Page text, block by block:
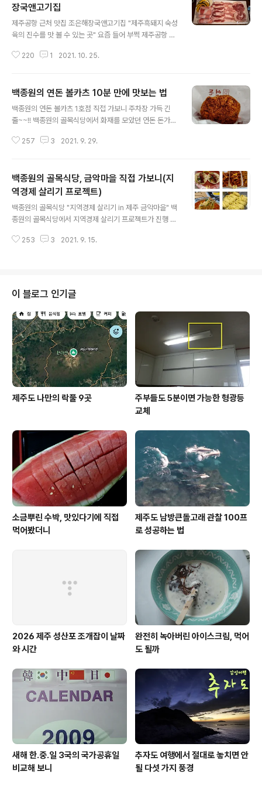
지난 일요일이 최고 절정이었던 것 같습니다. 가는 곳마다
사람들로 넘쳐 났는데요, 요즘 스노쿨링으로 인기를 얻고
있는 판포포구도 예외는 아니었습니다. 에메랄드 빛깔의
눈부신 바다에서 자유롭게 스노쿨링을 즐기고 있는 피서객
들이 조그마한 판포포구를 가득 메우고 있는데요, 예전에
장국앤고기집
제주공항 근처 맛집 조은해장국앤고기집 "제주흑돼지 숙성
육의 진수를 맛 볼 수 있는 곳" 요즘 들어 부쩍 제주공항 근
다. 아무래도 비행기 시간에 쫒기다 보니 제주공항 근처 맛
같습니다. 여름시즌은 끝나고 이제 가을 시즌으로 접어들
면서 더욱 많은 사람들이 찾을 테고요, 곧이어 위드코로나
로 전환되면 더욱더 제주를 찾는 사람들이 많을 것 같습니
요. 예전에는 볼거리와 즐길거리가 풍부해야 좋은 여행이
220 1 2021. 10. 25.
백종원의 연돈 볼카츠 10분 만에 맛보는 법
백종원의 연돈 볼카츠 1호점 직접 가보니 주차장 가득 긴
줄~~!! 백종원의 골목식당에서 화재를 모았던 연돈 돈가스
리곤 했었지요. 줄서기 앱을 이용하는 시스템으로 바꿨지
연돈 돈가스가 손을 잡고 프랜차이즈로 재탄생한 곳이 있
으니 그게 바로 연돈 볼카츠입니다. 제주도에 제1호점이 오
픈을 하면서 유명세를 탔고, 연돈 볼카츠를 맛보려는 줄이
주차장을 가득 메워 오픈시간대에 찾아가면 최소 한 시간
“나는 연돈 볼카츠를 꼭 맛봐야 직성이 풀리겠다.” 하시는
257 3 2021. 9. 29.
백종원의 골목식당, 금악마을 직접 가보니(지
역경제 살리기 프로젝트)
백종원의 골목식당 "지역경제 살리기 in 제주 금악마을" 백
종원의 골목식당에서 지역경제 살리기 프로젝트가 진행 중
제주도에 살기 때문에 금악마을에 대한 기억은 양돈장으로
이렇게 관심이 가는 곳이기도 하고 같은 제주도라는 애착
때문에 일단 잘되었으면 하는 바람에서 이번 골목식당 지
역경제살리기 프로젝트는 첫 회부터 한 번도 빠트리기 않
고 보고 있었고, 이제 막바지에 이르렀네요. 모집 과정에서
많은 사람들이 지원을 했고 그 중에 딱 8팀이 본선에 진출
했는데요, 이중에서도 딱 절반인 ..
253 3 2021. 9. 15.
이 블로그 인기글
제주도 나만의 락풀 9곳
주부들도 5분이면 가능한 형광등
교체
소금뿌린 수박, 맛있다기에 직접
먹어봤더니
제주도 남방큰돌고래 관찰 100프
로 성공하는 법
2026 제주 성산포 조개잡이 날짜
와 시간
완전히 녹아버린 아이스크림, 먹어
도 될까
새해 한.중.일 3국의 국가공휴일
비교해 보니
추자도 여행에서 절대로 놓치면 안
될 다섯 가지 풍경